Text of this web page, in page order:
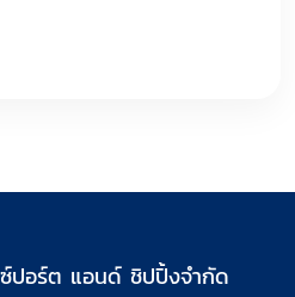
ปอร์ต แอนด์ ชิปปิ้งจำกัด